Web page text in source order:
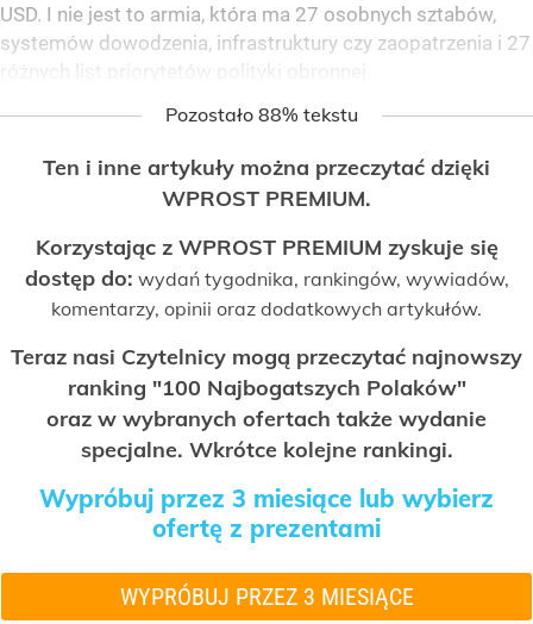
USD. I nie jest to armia, która ma 27 osobnych sztabów,
systemów dowodzenia, infrastruktury czy zaopatrzenia i 27
różnych list priorytetów polityki obronnej.
Pozostało 88% tekstu
Ten i inne artykuły można przeczytać dzięki
WPROST PREMIUM.
Korzystając z WPROST PREMIUM zyskuje się
dostęp do: wydań tygodnika, rankingów, wywiadów,
komentarzy, opinii oraz dodatkowych artykułów.
Teraz nasi Czytelnicy mogą przeczytać najnowszy
ranking "100 Najbogatszych Polaków"
oraz w wybranych ofertach także wydanie
specjalne. Wkrótce kolejne rankingi.
Wypróbuj przez 3 miesiące lub wybierz
ofertę z prezentami
WYPRÓBUJ PRZEZ 3 MIESIĄCE